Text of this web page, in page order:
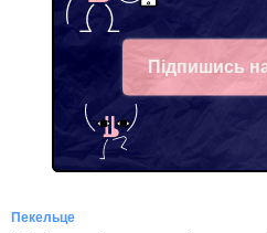
Підпишись
Telegram
Пекельце